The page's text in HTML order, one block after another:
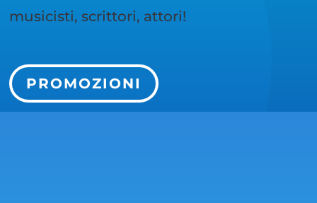
musicisti, scrittori, attori!
PROMOZIONI